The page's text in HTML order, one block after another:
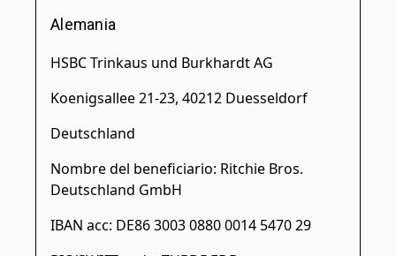
Alemania
HSBC Trinkaus und Burkhardt AG
Koenigsallee 21-23, 40212 Duesseldorf
Deutschland
Nombre del beneficiario: Ritchie Bros.
Deutschland GmbH
IBAN acc: DE86 3003 0880 0014 5470 29